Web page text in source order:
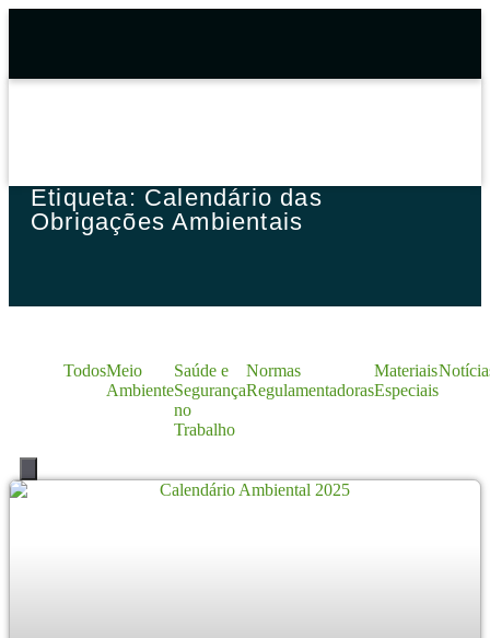
Etiqueta: Calendário das
Obrigações Ambientais
TodosMeio
Ambiente
Saúde e
Segurança
no
Trabalho
Normas
Regulamentadoras
Materiais
Especiais